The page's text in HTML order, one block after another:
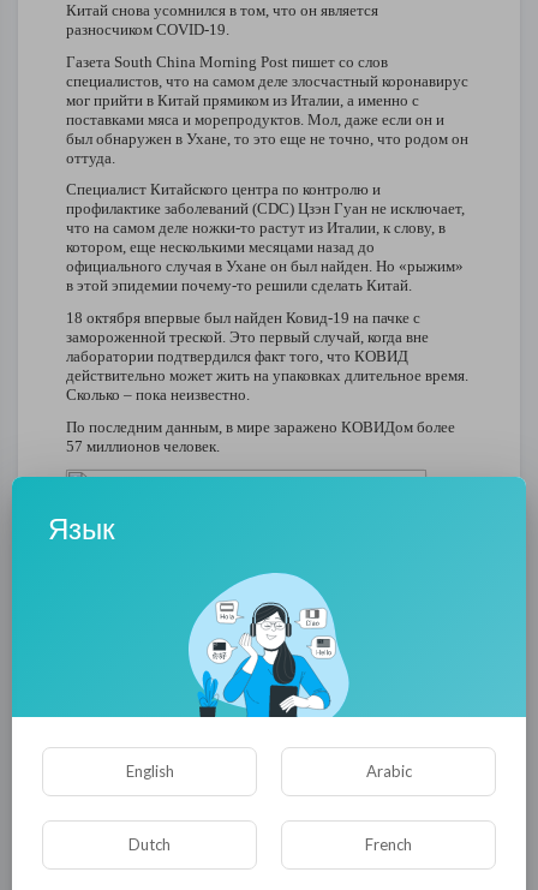
Китай снова усомнился в том, что он является
разносчиком COVID-19.
Газета South China Morning Post пишет со слов
специалистов, что на самом деле злосчастный коронавирус
мог прийти в Китай прямиком из Италии, а именно с
поставками мяса и морепродуктов. Мол, даже если он и
был обнаружен в Ухане, то это еще не точно, что родом он
оттуда.
Специалист Китайского центра по контролю и
профилактике заболеваний (CDC) Цзэн Гуан не исключает,
что на самом деле ножки-то растут из Италии, к слову, в
котором, еще несколькими месяцами назад до
официального случая в Ухане он был найден. Но «рыжим»
в этой эпидемии почему-то решили сделать Китай.
18 октября впервые был найден Ковид-19 на пачке с
замороженной треской. Это первый случай, когда вне
лаборатории подтвердился факт того, что КОВИД
действительно может жить на упаковках длительное время.
Сколько – пока неизвестно.
По последним данным, в мире заражено КОВИДом более
57 миллионов человек.
Powered by Froala Editor
0 • 0 Комментарии
Язык
English Arabic
Dutch French